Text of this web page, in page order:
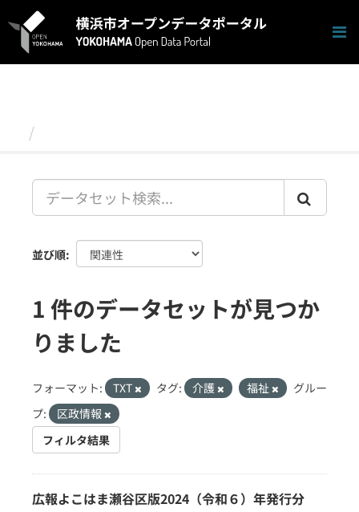
キ
並び順
1 件のデータセットが見つか
りました
フォーマット: TXT タグ: 介護 福祉
グルー
プ:
区政情報
フィルタ結果
広報よこはま瀬谷区版2024（令和６）年発行分